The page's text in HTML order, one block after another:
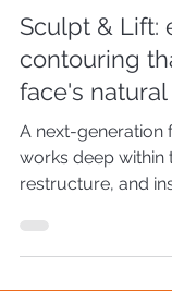
3 min read
Sculpt & Lift:
contouring
face's
works deep within
restructure, and